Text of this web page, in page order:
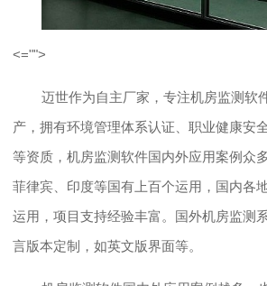
<="">
迈世作为自主厂家，专注机房监测软
产，拥有环境管理体系认证、职业健康安
等资质，机房监测软件国内外应用案例众
菲律宾、印度等国有上百个运用，国内各
运用，项目支持经验丰富。国外机房监测
言版本定制，如英文版界面等。